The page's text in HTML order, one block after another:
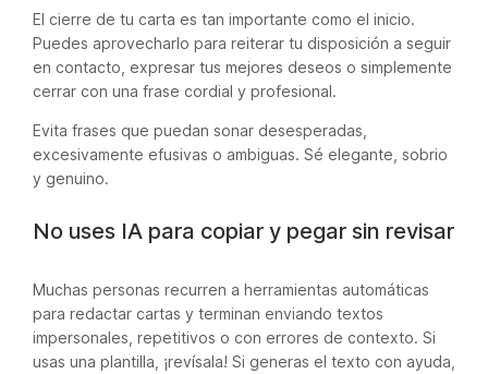
El cierre de tu carta es tan importante como el inicio.
Puedes aprovecharlo para reiterar tu disposición a seguir
en contacto, expresar tus mejores deseos o simplemente
cerrar con una frase cordial y profesional.
Evita frases que puedan sonar desesperadas,
excesivamente efusivas o ambiguas. Sé elegante, sobrio
y genuino.
No uses IA para copiar y pegar sin revisar
Muchas personas recurren a herramientas automáticas
para redactar cartas y terminan enviando textos
impersonales, repetitivos o con errores de contexto. Si
usas una plantilla, ¡revísala! Si generas el texto con ayuda,